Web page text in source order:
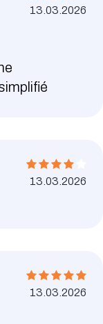
13.03.2026
13.03.2026
13.03.2026